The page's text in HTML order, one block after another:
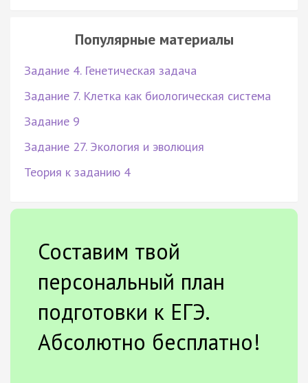
Популярные материалы
Задание 4. Генетическая задача
Задание 7. Клетка как биологическая система
Задание 9
Задание 27. Экология и эволюция
Теория к заданию 4
Составим твой
персональный план
подготовки к ЕГЭ.
Абсолютно бесплатно!